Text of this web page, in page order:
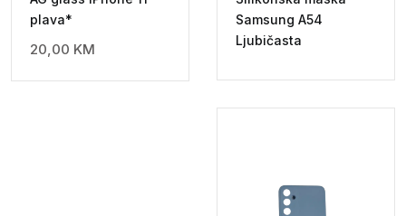
plava*
20,00 KM
Samsung A54
Ljubičasta